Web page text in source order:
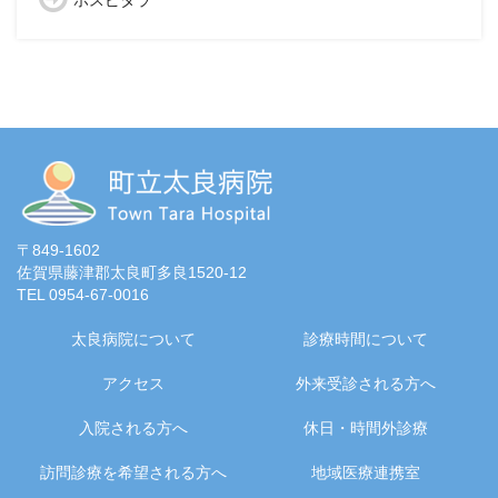
〒849-1602
佐賀県藤津郡太良町多良1520-12
TEL 0954-67-0016
太良病院について 診療時間について
アクセス 外来受診される方へ
入院される方へ 休日・時間外診療
訪問診療を希望される方へ 地域医療連携室